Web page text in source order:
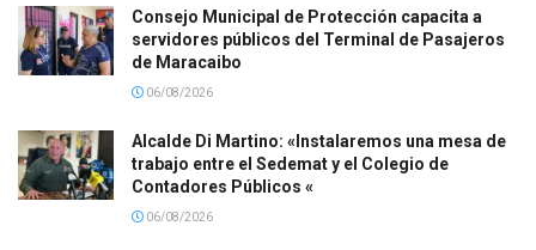
Consejo Municipal de Protección capacita a
servidores públicos del Terminal de Pasajeros
de Maracaibo
06/08/2026
Alcalde Di Martino: «Instalaremos una mesa de
trabajo entre el Sedemat y el Colegio de
Contadores Públicos «
06/08/2026